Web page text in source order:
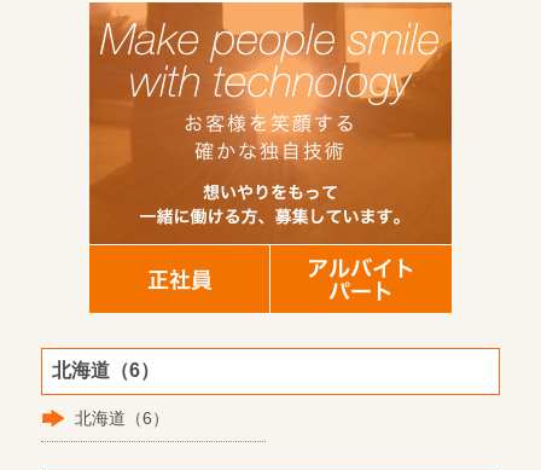
北海道（6）
北海道（6）